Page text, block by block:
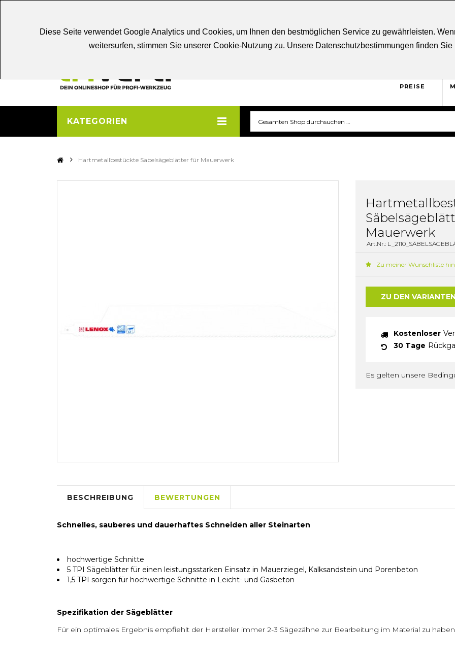
Diese Seite verwendet Google Analytics und Cookies, um Ihnen den bestmöglichen Service zu gewährleisten.
weitersurfen, stimmen Sie unserer Cookie-Nutzung zu. Unsere Datenschutzbestimmungen finden Sie
PREISE
KATEGORIEN
> Hartmetallbestückte Säbelsägeblätter für Mauerwerk
Mauerwerk
Art.Nr.:
Zu meiner Wunschliste
ZU DEN
Kostenloser
30 Tage
Es gelten unsere
BESCHREIBUNG BEWERTUNGEN
Schnelles, sauberes und dauerhaftes Schneiden aller Steinarten
hochwertige Schnitte
5 TPI Sägeblätter für einen leistungsstarken Einsatz in Mauerziegel, Kalksandstein und Porenbeton
1,5 TPI sorgen für hochwertige Schnitte in Leicht- und Gasbeton
Spezifikation der Sägeblätter
Für ein optimales Ergebnis empfiehlt der Hersteller immer 2-3 Sägezähne zur Bearbeitung im Material zu